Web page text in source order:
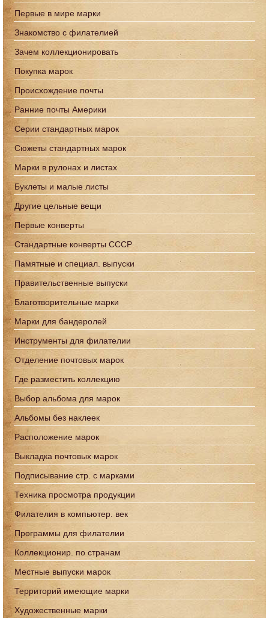
Первые в мире марки
Знакомство с филателией
Зачем коллекционировать
Покупка марок
Происхождение почты
Ранние почты Америки
Серии стандартных марок
Сюжеты стандартных марок
Марки в рулонах и листах
Буклеты и малые листы
Другие цельные вещи
Первые конверты
Стандартные конверты СССР
Памятные и специал. выпуски
Правительственные выпуски
Благотворительные марки
Марки для бандеролей
Инструменты для филателии
Отделение почтовых марок
Где разместить коллекцию
Выбор альбома для марок
Альбомы без наклеек
Расположение марок
Выкладка почтовых марок
Подписывание стр. с марками
Техника просмотра продукции
Филателия в компьютер. век
Программы для филателии
Коллекционир. по странам
Местные выпуски марок
Территорий имеющие марки
Художественные марки